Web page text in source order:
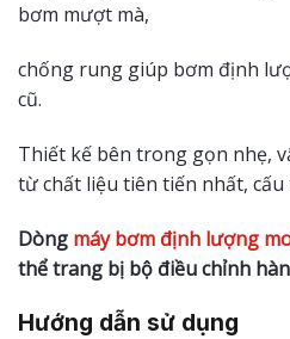
bơm mượt mà,
chống rung giúp bơm định
cũ.
Thiết kế bên trong gọn nhẹ,
từ chất liệu tiên tiến nhất,
Dòng máy bơm định lượng
thể trang bị bộ điều chỉnh
Hướng dẫn sử dụng